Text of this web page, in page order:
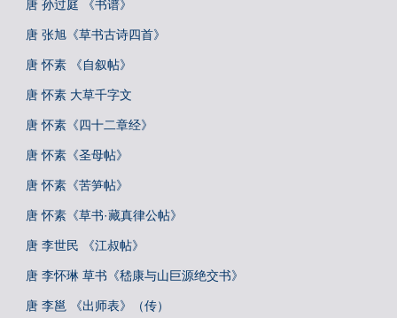
唐 孙过庭 《书谱》
唐 张旭《草书古诗四首》
唐 怀素 《自叙帖》
唐 怀素 大草千字文
唐 怀素《四十二章经》
唐 怀素《圣母帖》
唐 怀素《苦笋帖》
唐 怀素《草书·藏真律公帖》
唐 李世民 《江叔帖》
唐 李怀琳 草书《嵇康与山巨源绝交书》
唐 李邕 《出师表》（传）